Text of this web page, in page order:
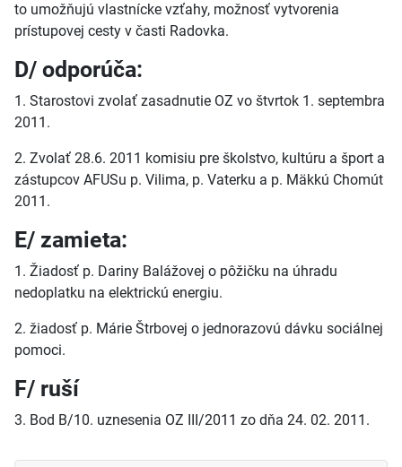
to umožňujú vlastnícke vzťahy, možnosť vytvorenia
prístupovej cesty v časti Radovka.
D/ odporúča:
1. Starostovi zvolať zasadnutie OZ vo štvrtok 1. septembra
2011.
2. Zvolať 28.6. 2011 komisiu pre školstvo, kultúru a šport a
zástupcov AFUSu p. Vilima, p. Vaterku a p. Mäkkú Chomút
2011.
E/ zamieta:
1. Žiadosť p. Dariny Balážovej o pôžičku na úhradu
nedoplatku na elektrickú energiu.
2. žiadosť p. Márie Štrbovej o jednorazovú dávku sociálnej
pomoci.
F/ ruší
3. Bod B/10. uznesenia OZ III/2011 zo dňa 24. 02. 2011.